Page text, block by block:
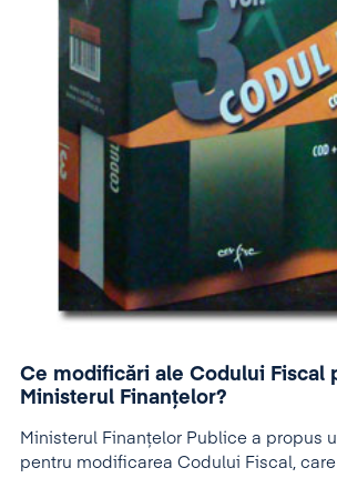
Ce modificări ale Codului Fiscal
Ministerul Finanţelor?
Ministerul Finanţelor Publice a propus
pentru modificarea Codului Fiscal,